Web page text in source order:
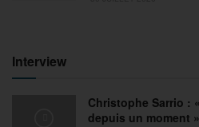
Interview
Christophe Sarrio :
depuis un moment »